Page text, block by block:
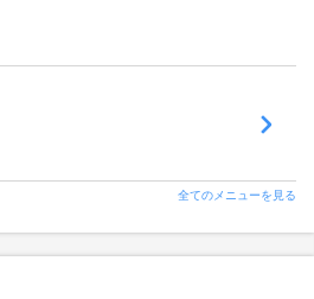
全てのメニューを見る